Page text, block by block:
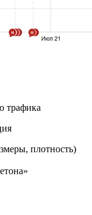
трафика
плотность)